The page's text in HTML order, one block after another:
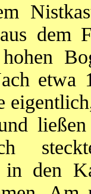
dem
in den